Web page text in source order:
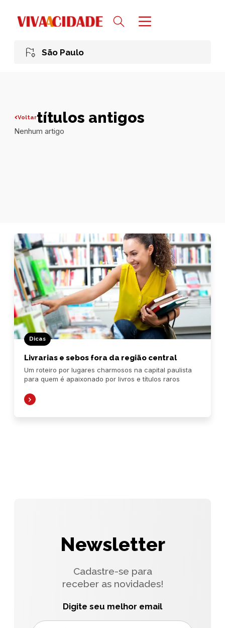
São Paulo
Voltartítulos antigos
Nenhum artigo
Dicas
Livrarias e sebos fora da região central
Um roteiro por lugares charmosos na capital paulista
para quem é apaixonado por livros e títulos raros
Newsletter
Cadastre-se para
receber as novidades!
Digite seu melhor email